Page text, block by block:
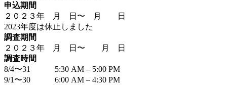
申込期間
２０２３年 月 日〜 月 日
2023年度は休止しました
調査期間
２０２３年 月 日〜 月 日
調査時間
8/4〜31 5:30 AM – 5:00 PM
9/1〜30 6:00 AM – 4:30 PM